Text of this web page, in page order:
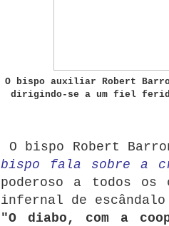
O bispo auxiliar Robert
dirigindo-se a um fiel
O bispo Robert
bispo fala sobre a
poderoso a todos
infernal de
"O diabo, com a